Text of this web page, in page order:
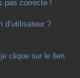
pas correcte !
d’utilisateur ?
clique sur le lien